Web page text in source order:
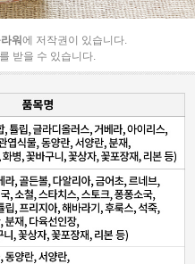
워에 저작권이 있습니다.
받을 수 있습니다.